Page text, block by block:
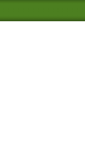
ル配信を登録す